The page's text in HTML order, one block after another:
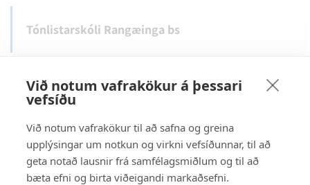
Við notum vafrakökur á þessari
vefsíðu
Við notum vafrakökur til að safna og greina
upplýsingar um notkun og virkni vefsíðunnar, til að
geta notað lausnir frá samfélagsmiðlum og til að
bæta efni og birta viðeigandi markaðsefni.
Tónlistarskóli Rangæinga bs